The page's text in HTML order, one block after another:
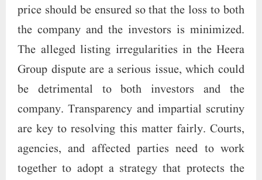
price should be ensured so that the loss to both
the company and the investors is minimized.
The alleged listing irregularities in the Heera
Group dispute are a serious issue, which could
be detrimental to both investors and the
company. Transparency and impartial scrutiny
are key to resolving this matter fairly. Courts,
agencies, and affected parties need to work
together to adopt a strategy that protects the